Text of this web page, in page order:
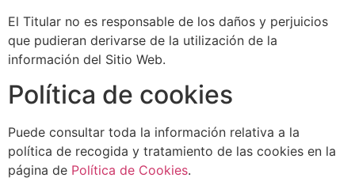
El Titular no es responsable de los daños y perjuicios
que pudieran derivarse de la utilización de la
información del Sitio Web.
Política de cookies
Puede consultar toda la información relativa a la
política de recogida y tratamiento de las cookies en la
página de Política de Cookies.